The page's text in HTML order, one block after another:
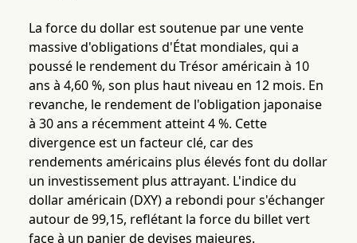
La force du dollar est soutenue par une vente
massive d'obligations d'État mondiales, qui a
poussé le rendement du Trésor américain à 10
ans à 4,60 %, son plus haut niveau en 12 mois. En
revanche, le rendement de l'obligation japonaise
à 30 ans a récemment atteint 4 %. Cette
divergence est un facteur clé, car des
rendements américains plus élevés font du dollar
un investissement plus attrayant. L'indice du
dollar américain (DXY) a rebondi pour s'échanger
autour de 99,15, reflétant la force du billet vert
face à un panier de devises majeures.